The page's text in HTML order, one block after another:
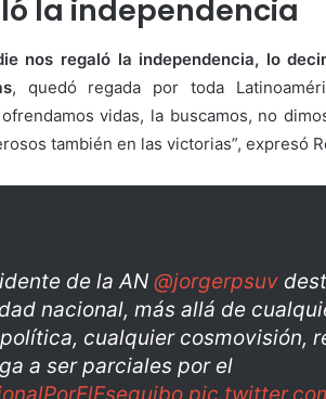
la independencia
nos regaló la independencia, lo
, quedó regada por toda
vidas, la buscamos, no
también en las victorias”, expresó
de la AN@jorgerpsuv
nacional, más allá de
cualquier cosmovisión,
a ser parciales por el